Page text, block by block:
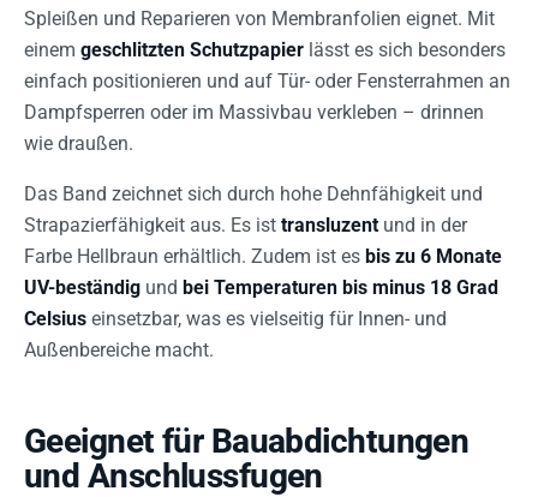
Spleißen und Reparieren von Membranfolien eignet. Mit
einem geschlitzten Schutzpapier lässt es sich besonders
einfach positionieren und auf Tür- oder Fensterrahmen an
Dampfsperren oder im Massivbau verkleben – drinnen
wie draußen.
Das Band zeichnet sich durch hohe Dehnfähigkeit und
Strapazierfähigkeit aus. Es ist transluzent und in der
Farbe Hellbraun erhältlich. Zudem ist es bis zu 6 Monate
UV-beständig und bei Temperaturen bis minus 18 Grad
Celsius einsetzbar, was es vielseitig für Innen- und
Außenbereiche macht.
Geeignet für Bauabdichtungen
und Anschlussfugen